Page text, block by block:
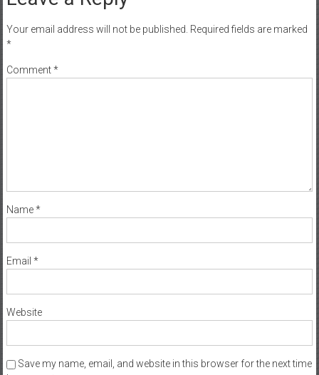
Your email address will not be published. Required fields are marked
*
Comment*
Name*
Email *
Website
Save my name, email, and website in this browser for the next time